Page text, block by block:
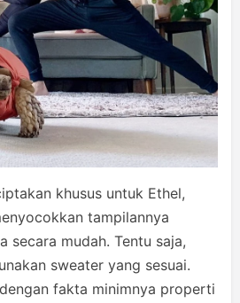
khusus untuk Ethel,
tampilannya
secara mudah. Tentu saja,
sweater yang sesuai.
fakta minimnya properti